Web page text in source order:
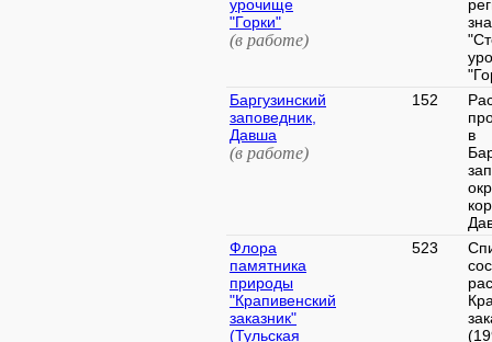
урочище
"Горки"
(в работе)
Баргузинский
заповедник,
Давша
(в работе)
152
в
Флора
памятника
природы
"Крапивенский
заказник"
(Тульская
523